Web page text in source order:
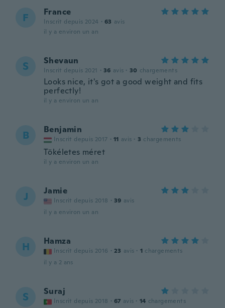
F France
Inscrit depuis 2024 · 63 avis
il y a environ un an
S Shevaun
Inscrit depuis 2021 · 36 avis · 30 chargements
Looks nice, it's got a good weight and fits
perfectly!
il y a environ un an
B Benjamin
Inscrit depuis 2017 · 11 avis · 3 chargements
Tökéletes méret
il y a environ un an
J Jamie
Inscrit depuis 2018 · 39 avis
il y a environ un an
H Hamza
Inscrit depuis 2016 · 23 avis · 1 chargements
il y a 2 ans
S Suraj
Inscrit depuis 2018 · 67 avis · 14 chargements